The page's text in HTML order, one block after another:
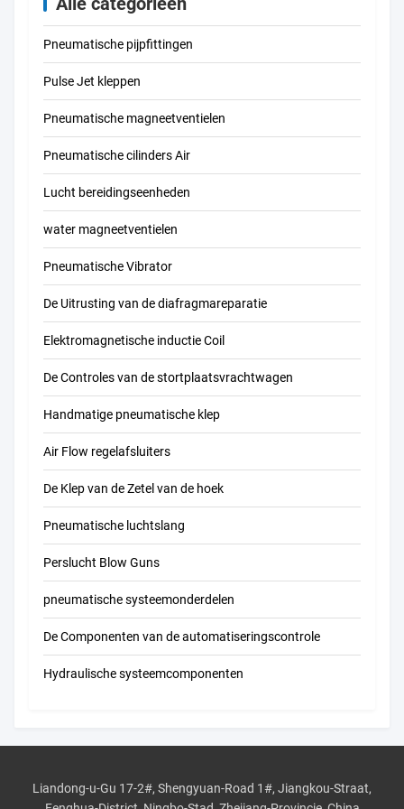
110-50/60 4540
MSFW-230-50/60
Pneumatische pijpfittingen
Pulse Jet kleppen
Pneumatische magneetventielen
Pneumatische cilinders Air
Lucht bereidingseenheden
water magneetventielen
Pneumatische Vibrator
De Uitrusting van de diafragmareparatie
Elektromagnetische inductie Coil
De Controles van de stortplaatsvrachtwagen
Handmatige pneumatische klep
Air Flow regelafsluiters
De Klep van de Zetel van de hoek
Pneumatische luchtslang
Perslucht Blow Guns
pneumatische systeemonderdelen
De Componenten van de automatiseringscontrole
Hydraulische systeemcomponenten
Liandong-u-Gu 17-2#, Shengyuan-Road 1#, Jiangkou-Straat,